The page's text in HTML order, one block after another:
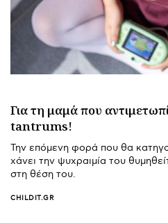
Για τη μαμά που
tantrums!
Την επόμενη φορά που θα
χάνει την ψυχραιμία του
στη θέση του.
CHILDIT.GR